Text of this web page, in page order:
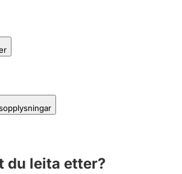
du leita etter?